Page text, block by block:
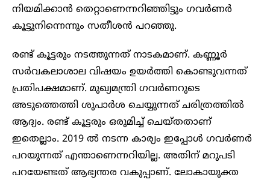
നിയമിക്കാന്‍ തെറ്റാണെന്നറിഞ്ഞിട്ടും ഗവര്‍ണര്‍
കൂട്ടുനിന്നെന്നും സതീശന്‍ പറഞ്ഞു.
രണ്ട് കൂട്ടരും നടത്തുന്നത് നാടകമാണ്. കണ്ണൂര്‍
സര്‍വകലാശാല വിഷയം ഉയര്‍ത്തി കൊണ്ടുവന്നത്
പ്രതിപക്ഷമാണ്. മുഖ്യമന്ത്രി ഗവര്‍ണറുടെ
അടുത്തെത്തി ശുപാര്‍ശ ചെയ്യുന്നത് ചരിത്രത്തില്‍
ആദ്യം. രണ്ട് കൂട്ടരും ഒരുമിച്ച്‌ ചെയ്തതാണ്
ഇതെല്ലാം. 2019 ല്‍ നടന്ന കാര്യം ഇപ്പോള്‍ ഗവര്‍ണര്‍
പറയുന്നത് എന്താണെന്നറിയില്ല. അതിന് മറുപടി
പറയേണ്ടത് ആഭ്യന്തര വകുപ്പാണ്. ലോകായുക്ത